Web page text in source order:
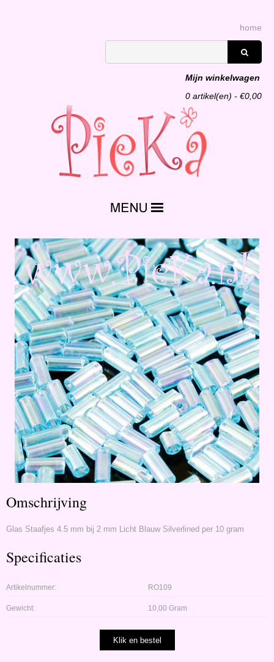
home
Mijn winkelwagen
0 artikel(en) - €0,00
Omschrijving
Glas Staafjes 4.5 mm bij 2 mm Licht Blauw Silverlined per 10 gram
Specificaties
Artikelnummer: RO109
Gewicht: 10,00 Gram